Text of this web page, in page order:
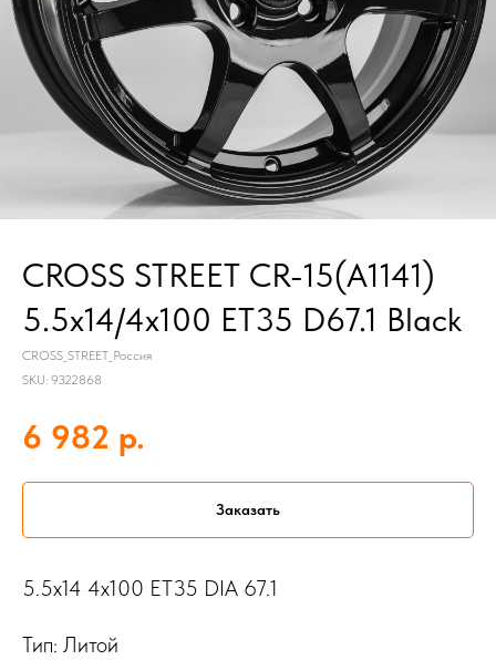
CROSS STREET CR-15(A1141)
5.5x14/4x100 ET35 D67.1 Black
CROSS_STREET_Россия
SKU: 9322868
6 982 р.
Заказать
5.5x14 4x100 ET35 DIA 67.1
Тип: Литой